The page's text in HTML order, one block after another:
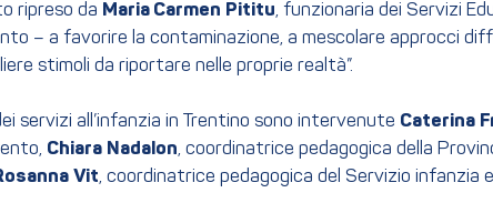
ripreso da Maria Carmen Pititu, funzionaria dei Servizi
– a favorire la contaminazione, a mescolare approcci
stimoli da riportare nelle proprie realtà”.
servizi all’infanzia in Trentino sono intervenute Caterina
Chiara Nadalon, coordinatrice pedagogica della
Vit, coordinatrice pedagogica del Servizio infanzia